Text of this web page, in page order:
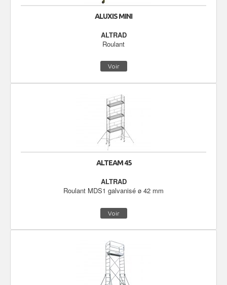
ALUXIS MINI
ALTRAD
Roulant
Voir
ALTEAM 45
ALTRAD
Roulant MDS1 galvanisé ø 42 mm
Voir